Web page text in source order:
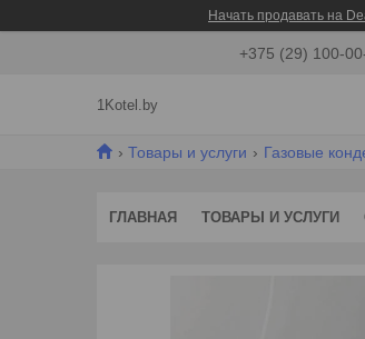
Начать продавать на
+375 (29) 100-
1Kotel.by
Товары и услуги Газовые
ГЛАВНАЯ ТОВАРЫ И УСЛУГИ